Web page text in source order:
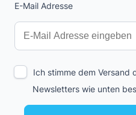
E-Mail Adresse
Interests
Amount
Ich stimme dem Versand
Newsletters wie unten